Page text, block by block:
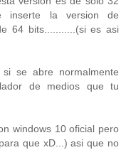
inserte la version de
64 bits...........(si es asi
se abre normalmente
de medios que tu
windows 10 oficial pero
que xD...) asi que no